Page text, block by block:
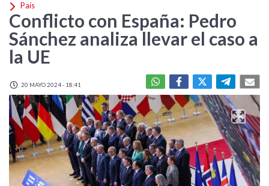
País
Conflicto con España: Pedro
Sánchez analiza llevar el caso a
la UE
20 MAYO 2024 - 18:41